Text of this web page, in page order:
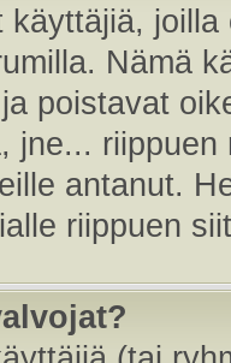
käyttäjiä,
Nämä
poistavat
jne...
antanut.
riippuen